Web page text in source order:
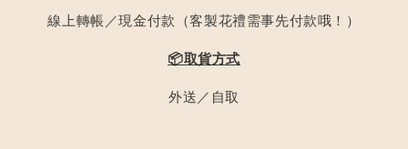
線上轉帳／現金付款（客製花禮需事先付款哦！）
📦取貨方式
外送／自取